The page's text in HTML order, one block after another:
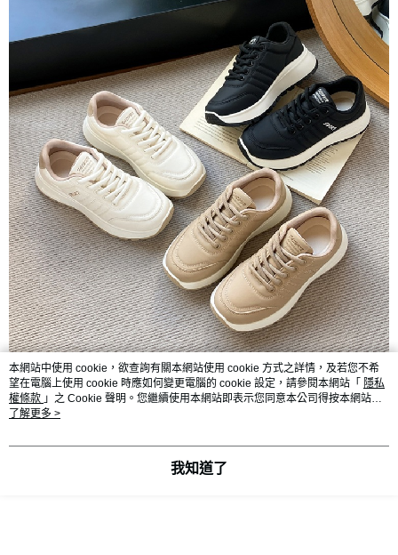
本網站中使用 cookie，欲查詢有關本網站使用 cookie 方式之詳情，及若您不希
望在電腦上使用 cookie 時應如何變更電腦的 cookie 設定，請參閱本網站「 隱私
權條款 」之 Cookie 聲明。您繼續使用本網站即表示您同意本公司得按本網站使
用條款之 Cookie 聲明使用 cookie。
了解更多 >
我知道了